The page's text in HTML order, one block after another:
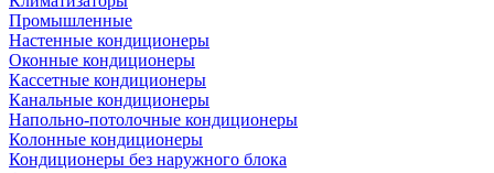
Промышленные
Настенные кондиционеры
Оконные кондиционеры
Кассетные кондиционеры
Канальные кондиционеры
Напольно-потолочные кондиционеры
Колонные кондиционеры
Кондиционеры без наружного блока